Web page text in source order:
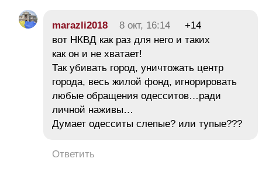
marazli2018 8 окт, 16:14
+14
вот НКВД как раз для него и таких
как он и не хватает!
Так убивать город, уничтожать центр
города, весь жилой фонд, игнорировать
любые обращения одесситов…ради
личной наживы…
Думает одесситы слепые? или тупые???
Ответить